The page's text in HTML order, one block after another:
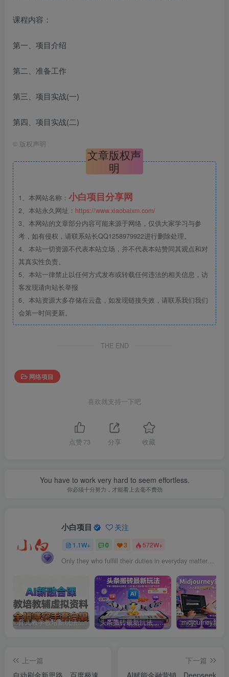
课程内容：
第一、项目介绍
第二、准备工作
第三、项目实战(一)
第四、项目实战(二)
© 版权声明
文章版权声
明
1、本网站名称： 小白项目分享网
2、本站永久网址： https://www.xiaobaixm.com/
3、本网站的文章部分内容可能来源于网络，仅供大家学习与参
考，如有侵权，请联系站长QQ1258979922进行删除处理。
4、本站一切资源不代表本站立场，并不代表本站赞同其观点和对
其真实性负责。
5、本站一律禁止以任何方式发布或转载任何违法的相关信息，访
客发现请向站长举报
6、本站资源大多存储在云盘，如发现链接失效，请联系我们我们
会第一时间更新。
THE END
网络项目
喜欢就支持一下吧
点赞 73 分享 收藏
You have to work very hard to seem effortless.
你必须十分努力，才能看上去毫不费劲
小白项目 关注
1.1W+ 0 3 572W+
Only they who fulfill their duties in everyday matters will fulfill them on great occasions.
育儿教学教培新玩法，AI生成教学视频，市场大，操作简单，变现天花板非常高 头条搬砖最新玩法，文章+视频用AI全搞定，一天5张+不是问题，每天只需10分钟
上一篇
自动刷金新思路，百度极速
下一篇
AI赋能金融营销，Deepseek